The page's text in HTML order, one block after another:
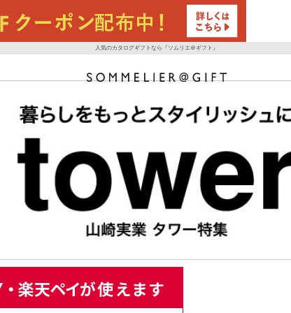
人気のカタログギフトなら『ソムリエ＠ギフト』